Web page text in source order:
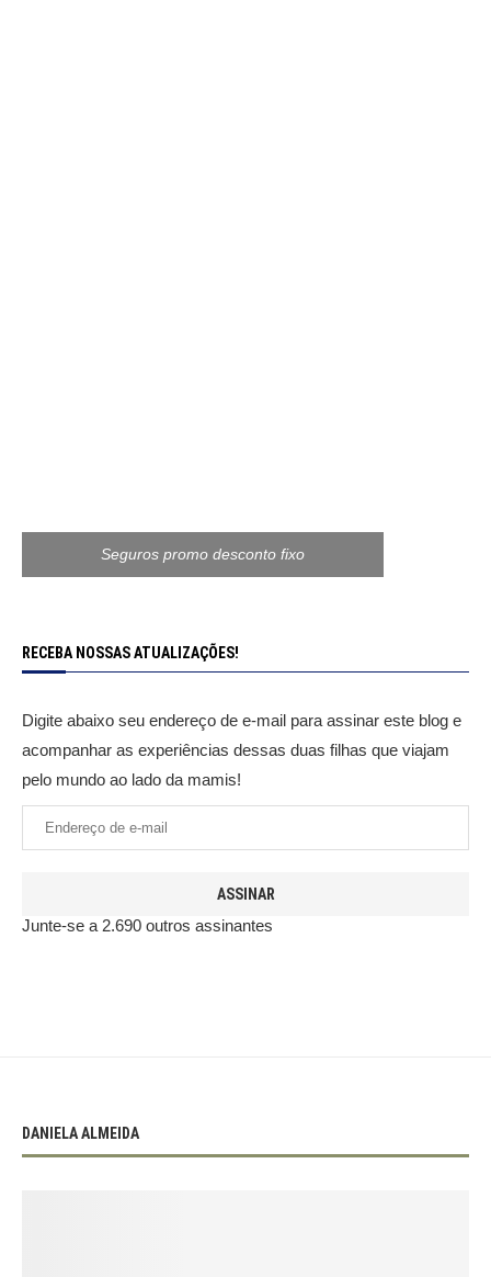
Seguros promo desconto fixo
RECEBA NOSSAS ATUALIZAÇÕES!
Digite abaixo seu endereço de e-mail para assinar este blog e
acompanhar as experiências dessas duas filhas que viajam
pelo mundo ao lado da mamis!
ASSINAR
Junte-se a 2.690 outros assinantes
DANIELA ALMEIDA